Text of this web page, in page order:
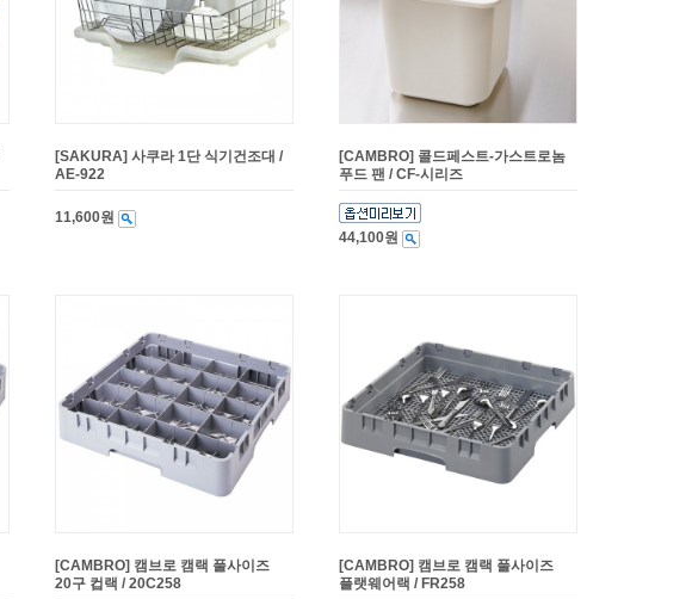
[SAKURA] 사쿠라 1단 식기건조대 /
AE-922
11,600원
[CAMBRO] 콜드페스트-가스트로놈
푸드 팬 / CF-시리즈
44,100원
[CAMBRO] 캠브로 캠랙 풀사이즈
20구 컵랙 / 20C258
[CAMBRO] 캠브로 캠랙 풀사이즈
플랫웨어랙 / FR258